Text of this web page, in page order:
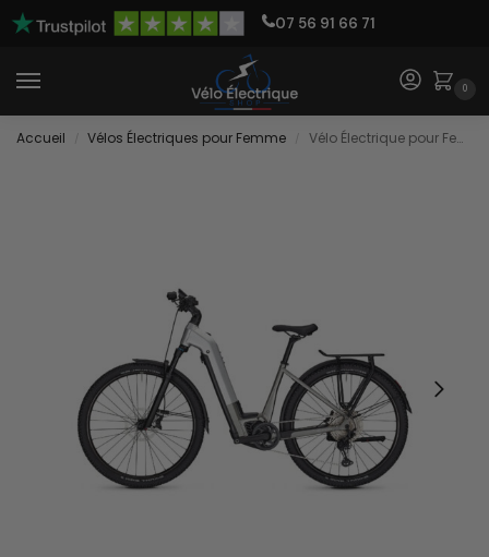
07 56 91 66 71
0
Accueil Vélos Électriques pour Femme Vélo Électrique pour Femme de Grande Taille